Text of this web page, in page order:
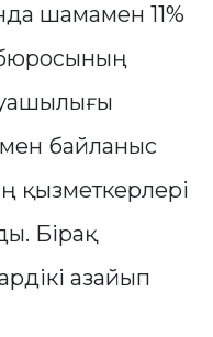
шамамен 11%
бюросының
байланыс
қызметкерлері
Бірақ
азайып